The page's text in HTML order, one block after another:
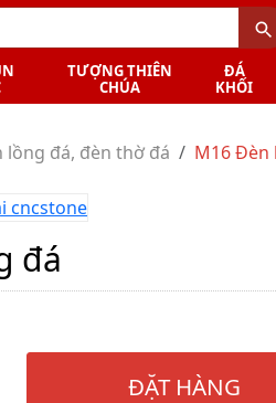
TƯỢNG THIÊN
CHÚA
ĐÁ
KHỐI
lồng đá, đèn thờ đá M16 Đèn
đá
ĐẶT HÀNG